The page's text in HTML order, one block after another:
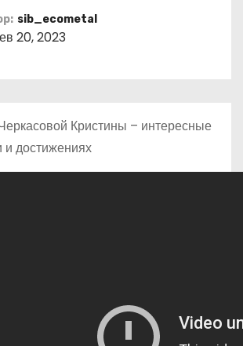
sib_ecometal
20, 2023